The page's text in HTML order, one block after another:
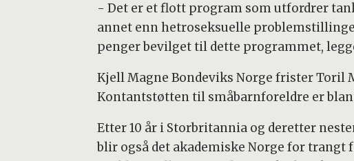
- Det er et flott program som utfordrer
annet enn hetroseksuelle
penger bevilget til dette programmet,
Kjell Magne Bondeviks Norge frister
Kontantstøtten til småbarnforeldre er
Etter 10 år i Storbritannia og deretter
blir også det akademiske Norge for trangt